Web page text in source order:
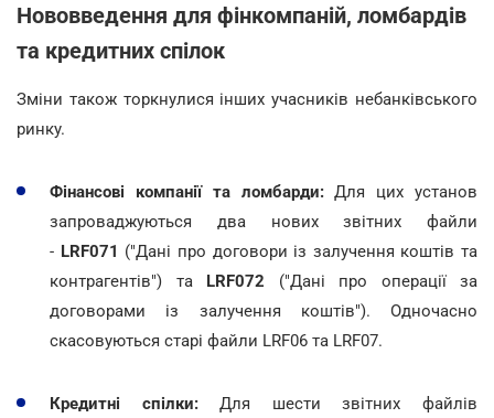
Нововведення для фінкомпаній, ломбардів
та кредитних спілок
Зміни також торкнулися інших учасників небанківського
ринку.
Фінансові компанії та ломбарди:Для цих установ
запроваджуються два нових звітних файли
- LRF071 ("Дані про договори із залучення коштів та
контрагентів") та LRF072 ("Дані про операції за
договорами із залучення коштів"). Одночасно
скасовуються старі файли LRF06 та LRF07.
Кредитні спілки:Для шести звітних файлів